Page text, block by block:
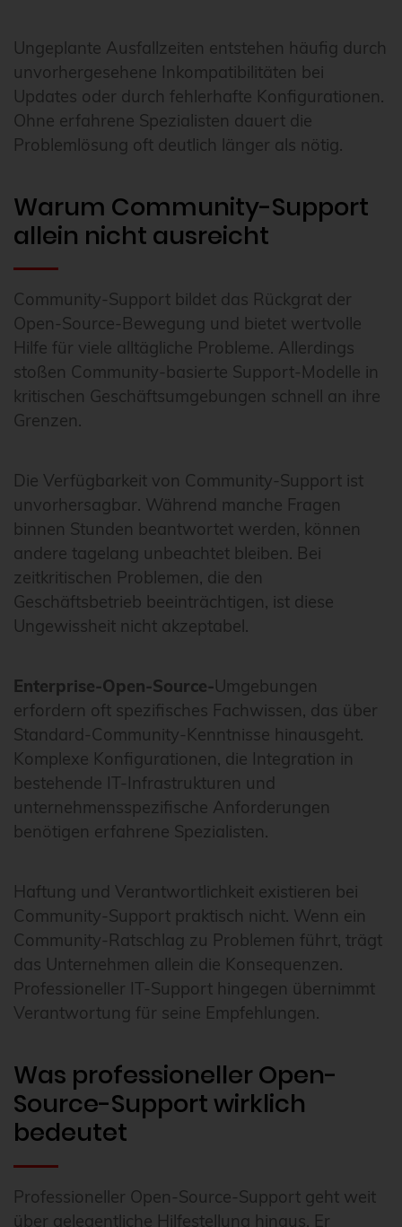
Ungeplante Ausfallzeiten entstehen häufig durch
unvorhergesehene Inkompatibilitäten bei
Updates oder durch fehlerhafte Konfigurationen.
Ohne erfahrene Spezialisten dauert die
Problemlösung oft deutlich länger als nötig.
Warum Community-Support
allein nicht ausreicht
Community-Support bildet das Rückgrat der
Open-Source-Bewegung und bietet wertvolle
Hilfe für viele alltägliche Probleme. Allerdings
stoßen Community-basierte Support-Modelle in
kritischen Geschäftsumgebungen schnell an ihre
Grenzen.
Die Verfügbarkeit von Community-Support ist
unvorhersagbar. Während manche Fragen
binnen Stunden beantwortet werden, können
andere tagelang unbeachtet bleiben. Bei
zeitkritischen Problemen, die den
Geschäftsbetrieb beeinträchtigen, ist diese
Ungewissheit nicht akzeptabel.
Enterprise-Open-Source-Umgebungen
erfordern oft spezifisches Fachwissen, das über
Standard-Community-Kenntnisse hinausgeht.
Komplexe Konfigurationen, die Integration in
bestehende IT-Infrastrukturen und
unternehmensspezifische Anforderungen
benötigen erfahrene Spezialisten.
Haftung und Verantwortlichkeit existieren bei
Community-Support praktisch nicht. Wenn ein
Community-Ratschlag zu Problemen führt, trägt
das Unternehmen allein die Konsequenzen.
Professioneller IT-Support hingegen übernimmt
Verantwortung für seine Empfehlungen.
Was professioneller Open-
Source-Support wirklich
bedeutet
Professioneller Open-Source-Support geht weit
über gelegentliche Hilfestellung hinaus. Er